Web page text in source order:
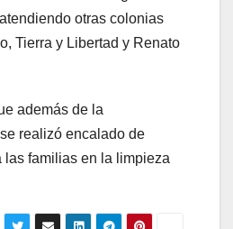
otras colonias
Tierra y Libertad y Renato
además de la
realizó encalado de
las familias en la limpieza